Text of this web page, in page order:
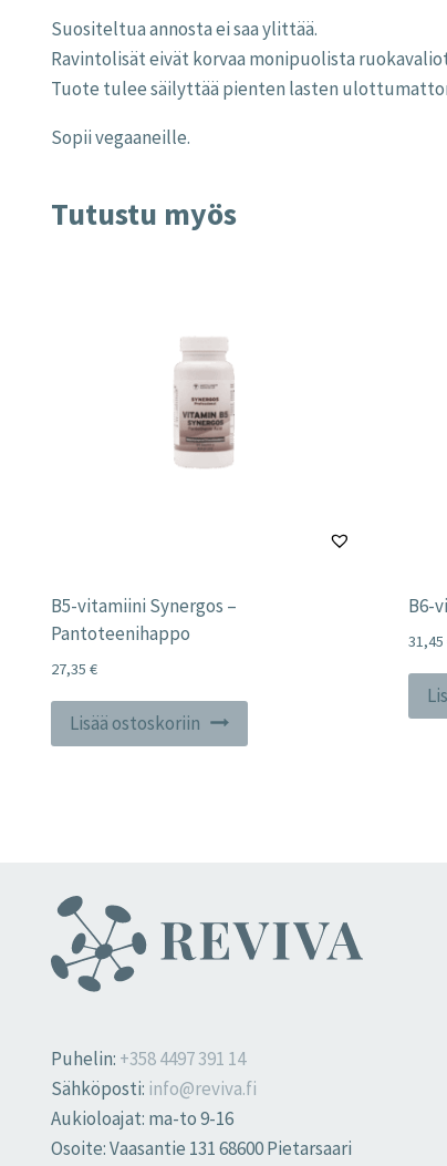
Suositeltua annosta ei saa ylittää.
Ravintolisät eivät korvaa monipuolista
Tuote tulee säilyttää pienten lasten
Sopii vegaaneille.
Tutustu myös
B5-vitamiini Synergos –
Pantoteenihappo
27,35 €
Lisää ostoskoriin
B6-
31,45
Puhelin: +358 4497 391 14
Sähköposti: info@reviva.fi
Aukioloajat: ma-to 9-16
Osoite: Vaasantie 131 68600 Pietarsaari